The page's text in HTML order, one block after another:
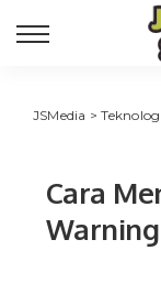
JSMedia >Teknologi
Cara